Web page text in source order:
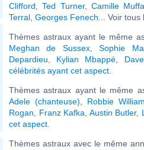
Clifford ,Ted Turner,Camille
Terral Georges Fenech ... Voir tous
Thèmes astraux ayant le même
Meghan de Sussex,Sophie
Depardieu
Kylian Mbappé
célébrités ayant cet aspect
Thèmes astraux ayant le même
Adele (chanteuse)
Robbie
Rogan
Franz Kafka Austin Butler,
cet aspect
Thèmes astraux avec le même